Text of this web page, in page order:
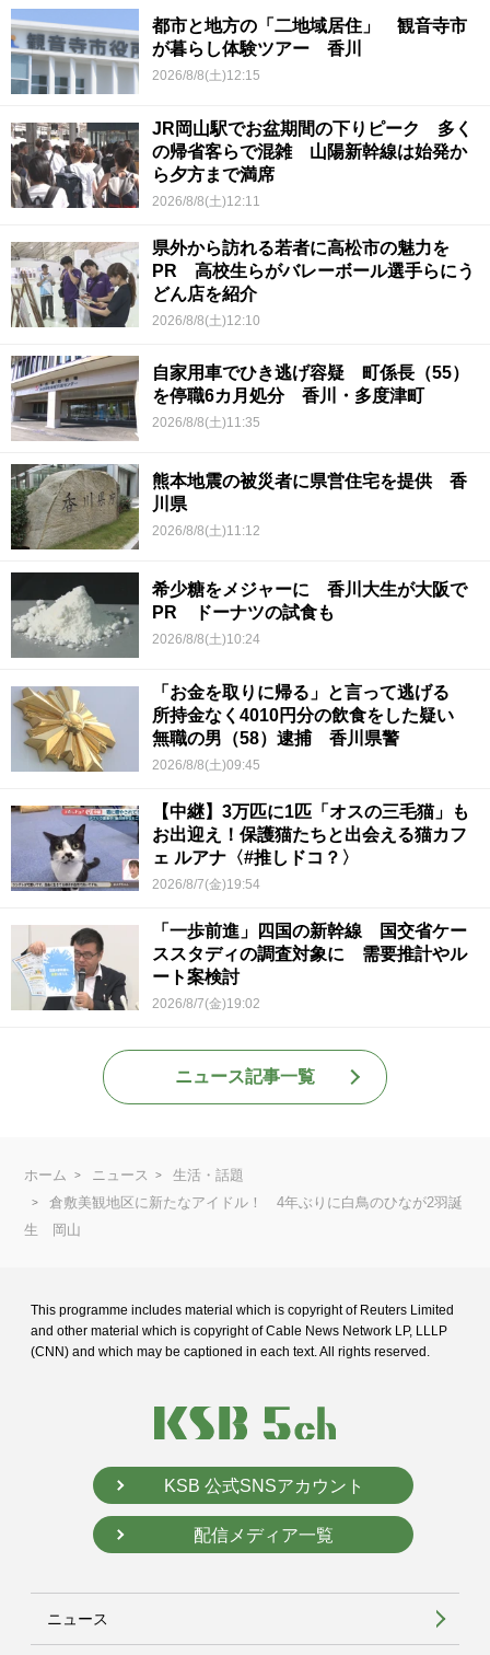
都市と地方の「二地域居住」 観音寺市
が暮らし体験ツアー 香川
2026/8/8(土)12:15
JR岡山駅でお盆期間の下りピーク 多く
の帰省客らで混雑 山陽新幹線は始発か
ら夕方まで満席
2026/8/8(土)12:11
県外から訪れる若者に高松市の魅力を
PR 高校生らがバレーボール選手らにう
どん店を紹介
2026/8/8(土)12:10
自家用車でひき逃げ容疑 町係長（55）
を停職6カ月処分 香川・多度津町
2026/8/8(土)11:35
熊本地震の被災者に県営住宅を提供 香
川県
2026/8/8(土)11:12
希少糖をメジャーに 香川大生が大阪で
PR ドーナツの試食も
2026/8/8(土)10:24
「お金を取りに帰る」と言って逃げる
所持金なく4010円分の飲食をした疑い
無職の男（58）逮捕 香川県警
2026/8/8(土)09:45
【中継】3万匹に1匹「オスの三毛猫」も
お出迎え！保護猫たちと出会える猫カフ
ェ ルアナ〈#推しドコ？〉
2026/8/7(金)19:54
「一歩前進」四国の新幹線 国交省ケー
ススタディの調査対象に 需要推計やル
ート案検討
2026/8/7(金)19:02
ニュース記事一覧
ホーム ニュース
生活・話題
倉敷美観地区に新たなアイドル！ 4年ぶりに白鳥のひなが2羽誕
生 岡山
This programme includes material which is copyright of Reuters Limited
and other material which is copyright of Cable News Network LP, LLLP
(CNN) and which may be captioned in each text. All rights reserved.
KSB 公式SNSアカウント
配信メディア一覧
ニュース